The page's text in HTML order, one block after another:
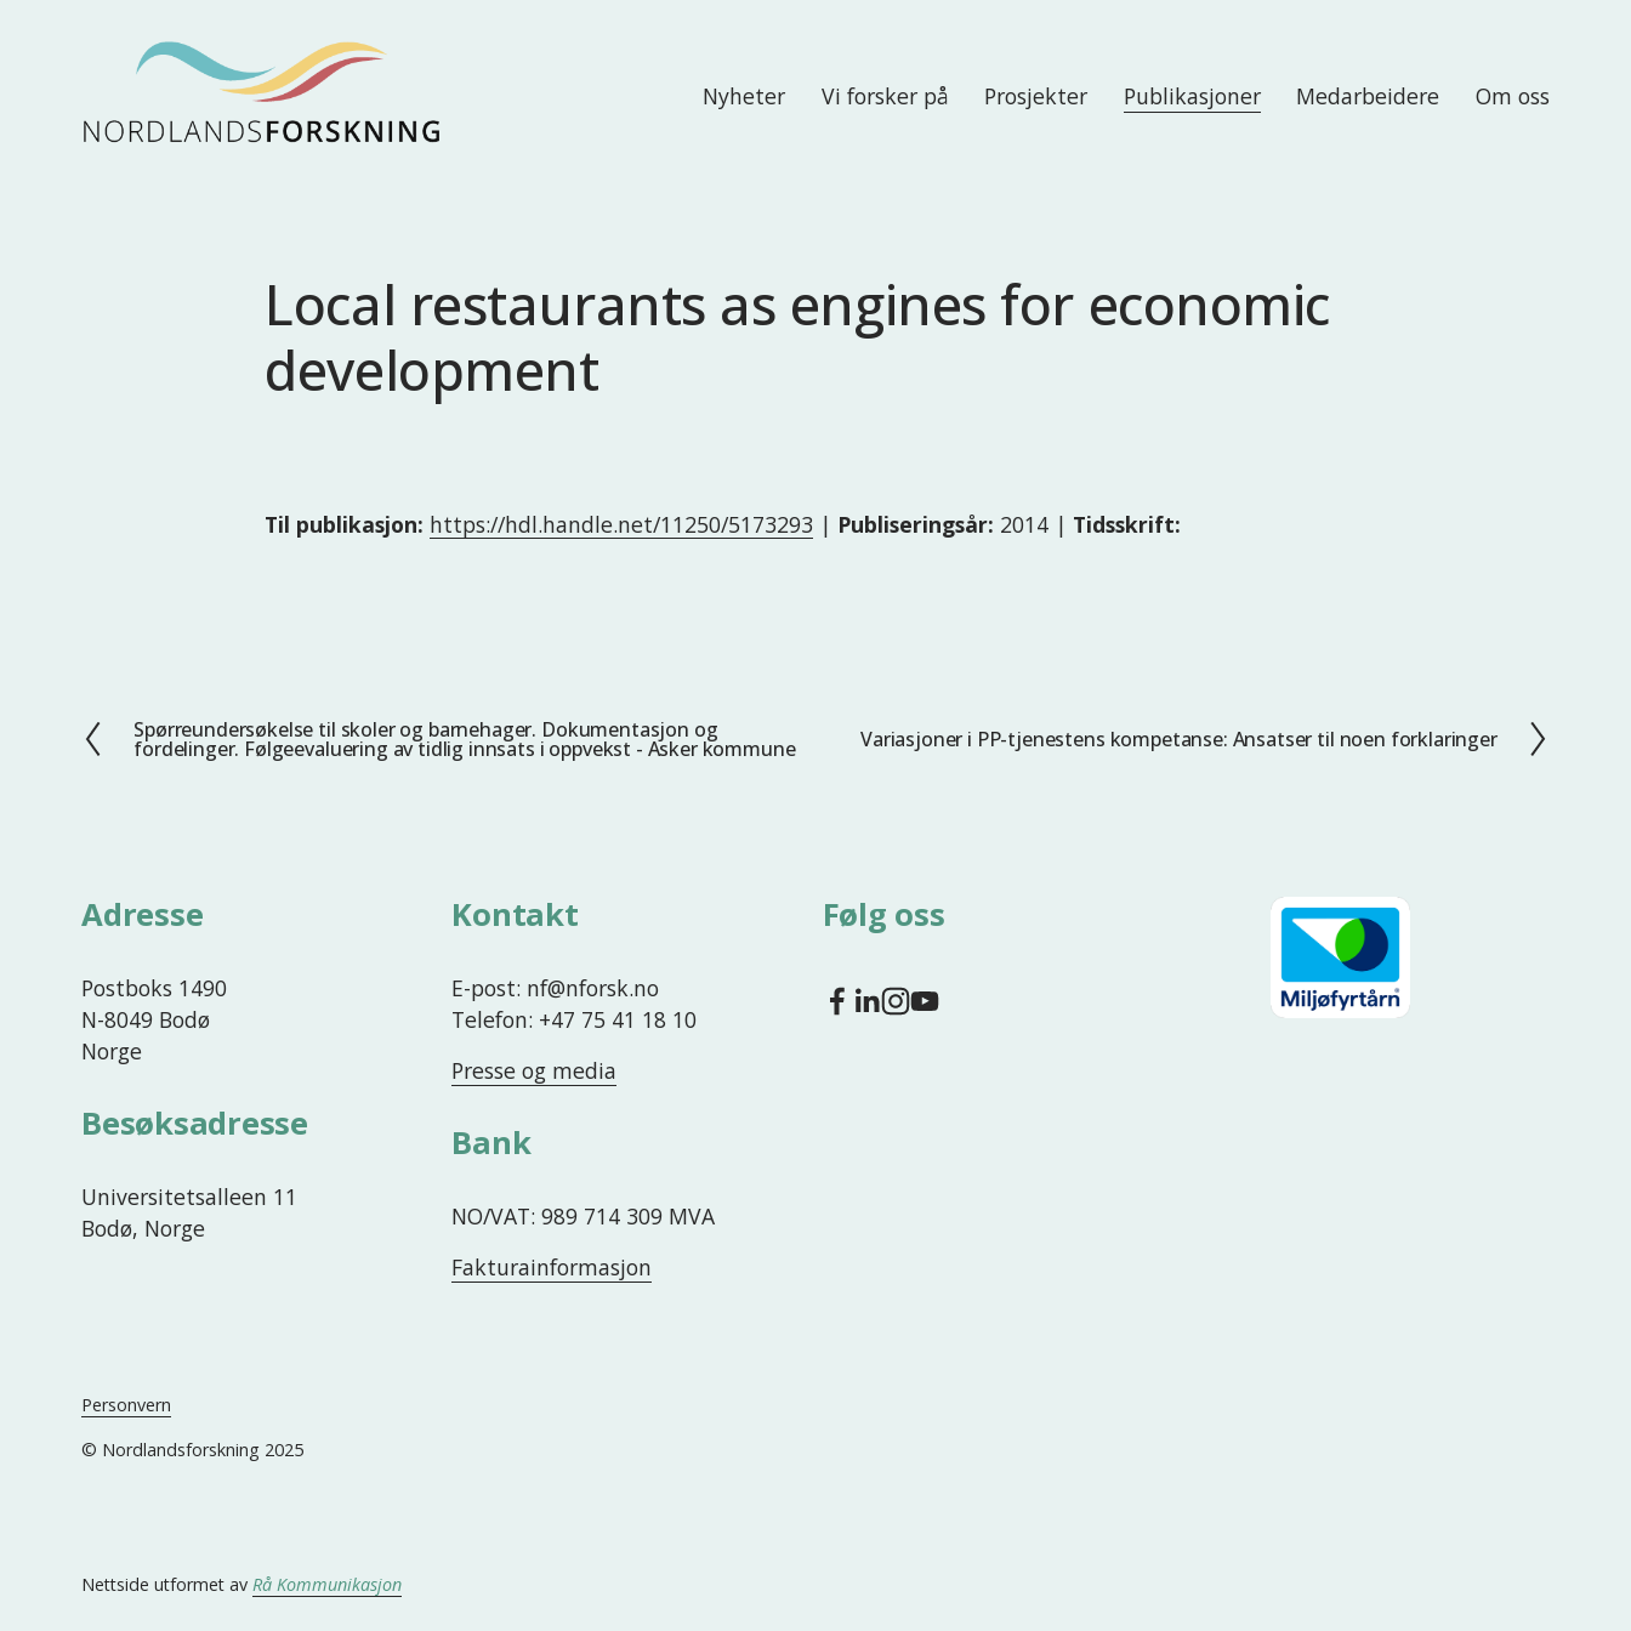
Nyheter Vi forsker på Prosjekter Publikasjoner Medarbeidere Om oss
Local restaurants as engines for economic
development
Til publikasjon: https://hdl.handle.net/11250/5173293 | Publiseringsår: 2014 | Tidsskrift:
F
e
Spørreundersøkelse til skoler og barnehager. Dokumentasjon og
fordelinger. Følgeevaluering av tidlig innsats i oppvekst - Asker kommune
N
Variasjoner i PP-tjenestens kompetanse: Ansatser til noen forklaringer
Adresse
Postboks 1490
N-8049 Bodø
Norge
Besøksadresse
Universitetsalleen 11
Bodø, Norge
Kontakt
E-post: nf@nforsk.no
Telefon: +47 75 41 18 10
Presse og media
Bank
NO/VAT: 989 714 309 MVA
Fakturainformasjon
Følg oss
Personvern
© Nordlandsforskning 2025
Nettside utformet av Rå Kommunikasjon